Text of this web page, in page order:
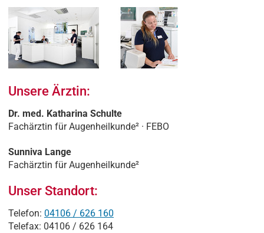
Unsere Ärztin:
Dr. med. Katharina Schulte
Fachärztin für Augenheilkunde² · FEBO
Sunniva Lange
Fachärztin für Augenheilkunde²
Unser Standort:
Telefon: 04106 / 626 160
Telefax: 04106 / 626 164